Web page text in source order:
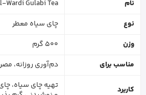
نام
Wardi Gulabi Tea
نوع
چای سیاه معطر
وزن
500 گرم
مناسب برای
دم‌آوری روزانه،
کاربرد
تهیه چای سیاه،